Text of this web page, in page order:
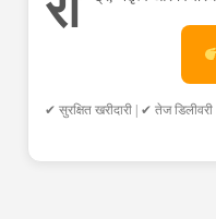
✔ सुरक्षित खरीदारी | ✔ तेज डिलीवरी